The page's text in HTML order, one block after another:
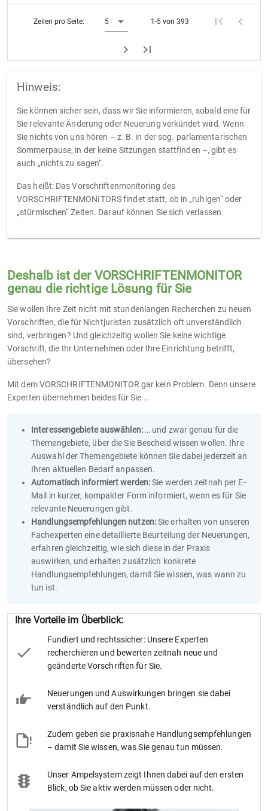
Zeilen pro Seite: 5 1-5 von 393
Hinweis:
Sie können sicher sein, dass wir Sie informieren, sobald eine für
Sie relevante Änderung oder Neuerung verkündet wird. Wenn
Sie nichts von uns hören – z. B. in der sog. parlamentarischen
Sommerpause, in der keine Sitzungen stattfinden –, gibt es
auch „nichts zu sagen“.
Das heißt: Das Vorschriftenmonitoring des
VORSCHRIFTENMONITORS findet statt, ob in „ruhigen“ oder
„stürmischen“ Zeiten. Darauf können Sie sich verlassen.
Deshalb ist der VORSCHRIFTENMONITOR
genau die richtige Lösung für Sie
Sie wollen Ihre Zeit nicht mit stundenlangen Recherchen zu neuen
Vorschriften, die für Nichtjuristen zusätzlich oft unverständlich
sind, verbringen? Und gleichzeitig wollen Sie keine wichtige
Vorschrift, die Ihr Unternehmen oder Ihre Einrichtung betrifft,
übersehen?
Mit dem VORSCHRIFTENMONITOR gar kein Problem. Denn unsere
Experten übernehmen beides für Sie ...
Interessengebiete auswählen:… und zwar genau für die
Themengebiete, über die Sie Bescheid wissen wollen. Ihre
Auswahl der Themengebiete können Sie dabei jederzeit an
Ihren aktuellen Bedarf anpassen.
Automatisch informiert werden:Sie werden zeitnah per E-
Mail in kurzer, kompakter Form informiert, wenn es für Sie
relevante Neuerungen gibt.
Handlungsempfehlungen nutzen:Sie erhalten von unseren
Fachexperten eine detaillierte Beurteilung der Neuerungen,
erfahren gleichzeitig, wie sich diese in der Praxis
auswirken, und erhalten zusätzlich konkrete
Handlungsempfehlungen, damit Sie wissen, was wann zu
tun ist.
Ihre Vorteile im Überblick:
Fundiert und rechtssicher: Unsere Experten
recherchieren und bewerten zeitnah neue und
geänderte Vorschriften für Sie.
Neuerungen und Auswirkungen bringen sie dabei
verständlich auf den Punkt.
Zudem geben sie praxisnahe Handlungsempfehlungen
– damit Sie wissen, was Sie genau tun müssen.
Unser Ampelsystem zeigt Ihnen dabei auf den ersten
Blick, ob Sie aktiv werden müssen oder nicht.